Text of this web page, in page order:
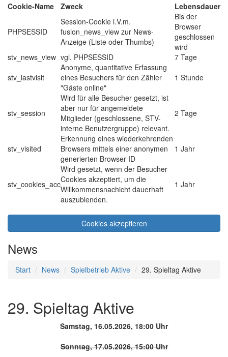
Cookie-Name Zweck Lebensdauer
PHPSESSID
Session-Cookie i.V.m.
fusion_news_view zur News-
Anzeige (Liste oder Thumbs)
Bis der
Browser
geschlossen
wird
stv_news_view vgl. PHPSESSID
7 Tage
stv_lastvisit
Anonyme, quantitative Erfassung
eines Besuchers für den Zähler
"Gäste online"
1 Stunde
stv_session
Wird für alle Besucher gesetzt, ist
aber nur für angemeldete
Mitglieder (geschlossene, STV-
interne Benutzergruppe) relevant.
2 Tage
stv_visited
Erkennung eines wiederkehrenden
Browsers mittels einer anonymen
generierten Browser ID
1 Jahr
stv_cookies_acc
Wird gesetzt, wenn der Besucher
Cookies akzeptiert, um die
Willkommensnachicht dauerhaft
auszublenden.
1 Jahr
Cookies akzeptieren
News
Start News Spielbetrieb Aktive 29. Spieltag Aktive
29. Spieltag Aktive
Samstag, 16.05.2026, 18:00 Uhr
Sonntag, 17.05.2026, 15:00 Uhr